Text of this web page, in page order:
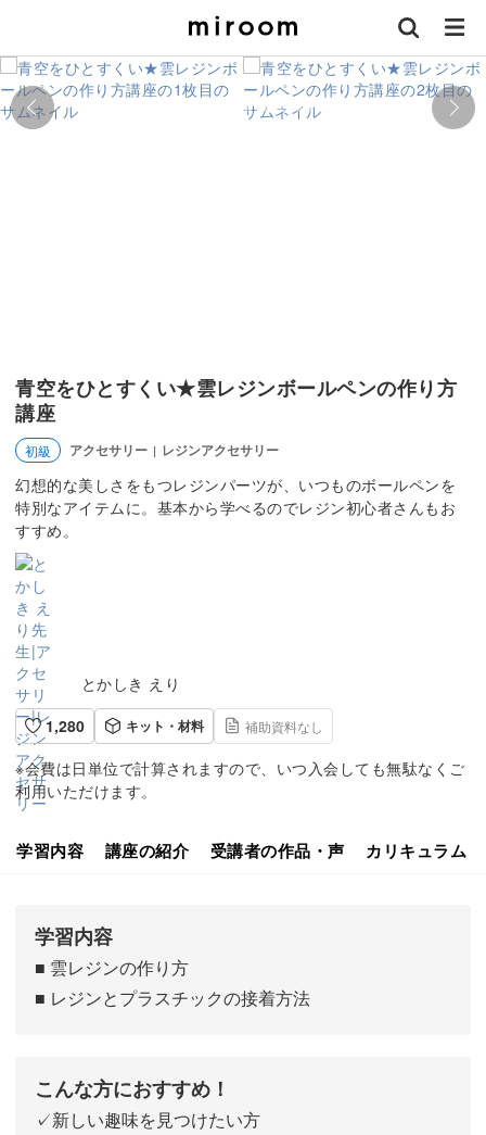
青空をひとすくい★雲レジンボールペンの作り方
講座
初級 アクセサリー | レジンアクセサリー
幻想的な美しさをもつレジンパーツが、いつものボールペンを
特別なアイテムに。基本から学べるのでレジン初心者さんもお
すすめ。
とかしき えり
1,280
キット・材料 補助資料なし
※会費は日単位で計算されますので、いつ入会しても無駄なくご
利用いただけます。
学習内容 講座の紹介 受講者の作品・声 カリキュラム
学習内容
■ 雲レジンの作り方
■ レジンとプラスチックの接着方法
こんな方におすすめ！
✓新しい趣味を見つけたい方